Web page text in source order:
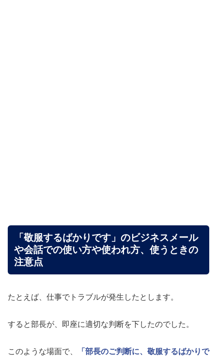
「敬服するばかりです」のビジネスメール
や会話での使い方や使われ方、使うときの
注意点
たとえば、仕事でトラブルが発生したとします。
すると部長が、即座に適切な判断を下したのでした。
このような場面で、
「部長のご判断に、敬服するばかりで